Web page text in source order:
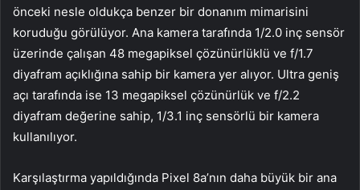
önceki nesle oldukça benzer bir donanım mimarisini
koruduğu görülüyor. Ana kamera tarafında 1/2.0 inç sensör
üzerinde çalışan 48 megapiksel çözünürlüklü ve f/1.7
diyafram açıklığına sahip bir kamera yer alıyor. Ultra geniş
açı tarafında ise 13 megapiksel çözünürlük ve f/2.2
diyafram değerine sahip, 1/3.1 inç sensörlü bir kamera
kullanılıyor.
Karşılaştırma yapıldığında Pixel 8a’nın daha büyük bir ana